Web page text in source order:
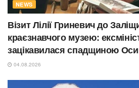
NEWS
Візит Лілії Гриневич до
краєзнавчого музею:
зацікавилася спадщиною
04.08.2026